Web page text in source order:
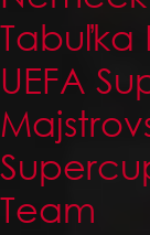
Tabuľka
UEFA
Team